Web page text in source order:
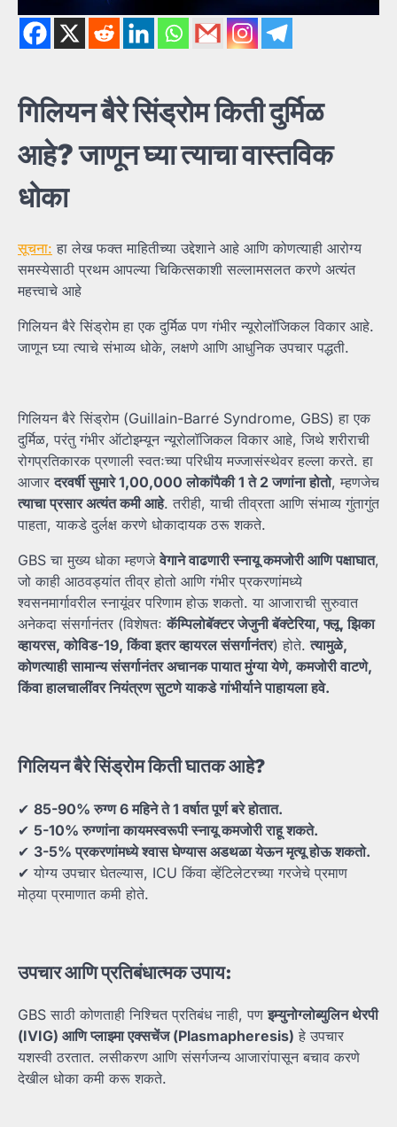
गिलियनबैरेसिंड्रोमकितीदुर्मिळ
आहे?जाणूनघ्यात्याचावास्तविक
धोका
सूचना: हा लेख फक्त माहितीच्या उद्देशाने आहे आणि कोणत्याही आरोग्य
समस्येसाठी प्रथम आपल्या चिकित्सकाशी सल्लामसलत करणे अत्यंत
महत्त्वाचे आहे
गिलियन बैरे सिंड्रोम हा एक दुर्मिळ पण गंभीर न्यूरोलॉजिकल विकार आहे.
जाणून घ्या त्याचे संभाव्य धोके, लक्षणे आणि आधुनिक उपचार पद्धती.
गिलियन बैरे सिंड्रोम (Guillain-Barré Syndrome, GBS) हा एक
दुर्मिळ, परंतु गंभीर ऑटोइम्यून न्यूरोलॉजिकल विकार आहे, जिथे शरीराची
रोगप्रतिकारक प्रणाली स्वतःच्या परिधीय मज्जासंस्थेवर हल्ला करते. हा
आजारदरवर्षीसुमारे 1,00,000लोकांपैकी 1ते 2जणांनाहोतो, म्हणजेच
त्याचाप्रसारअत्यंतकमीआहे. तरीही, याची तीव्रता आणि संभाव्य गुंतागुंत
पाहता, याकडे दुर्लक्ष करणे धोकादायक ठरू शकते.
GBS चा मुख्य धोका म्हणजेवेगानेवाढणारीस्नायूकमजोरीआणिपक्षाघात,
जो काही आठवड्यांत तीव्र होतो आणि गंभीर प्रकरणांमध्ये
श्वसनमार्गावरील स्नायूंवर परिणाम होऊ शकतो. या आजाराची सुरुवात
अनेकदा संसर्गानंतर (विशेषतःकॅम्पिलोबॅक्टरजेजुनीबॅक्टेरिया,फ्लू,झिका
व्हायरस,कोविड-19,किंवाइतरव्हायरलसंसर्गानंतर) होते.त्यामुळे,
कोणत्याहीसामान्यसंसर्गानंतरअचानकपायातमुंग्यायेणे,कमजोरीवाटणे,
किंवाहालचालींवरनियंत्रणसुटणेयाकडेगांभीर्यानेपाहायलाहवे.
गिलियनबैरेसिंड्रोमकितीघातकआहे?
✔ 85-90%रुग्ण 6महिनेते 1वर्षातपूर्णबरेहोतात.
✔ 5-10%रुग्णांनाकायमस्वरूपीस्नायूकमजोरीराहूशकते.
✔ 3-5%प्रकरणांमध्येश्वासघेण्यासअडथळायेऊनमृत्यूहोऊशकतो.
✔ योग्य उपचार घेतल्यास, ICU किंवा व्हेंटिलेटरच्या गरजेचे प्रमाण
मोठ्या प्रमाणात कमी होते.
उपचारआणिप्रतिबंधात्मकउपाय:
GBS साठी कोणताही निश्चित प्रतिबंध नाही, पणइम्युनोग्लोब्युलिनथेरपी
(IVIG) आणिप्लाझ्माएक्सचेंज (Plasmapheresis) हे उपचार
यशस्वी ठरतात. लसीकरण आणि संसर्गजन्य आजारांपासून बचाव करणे
देखील धोका कमी करू शकते.